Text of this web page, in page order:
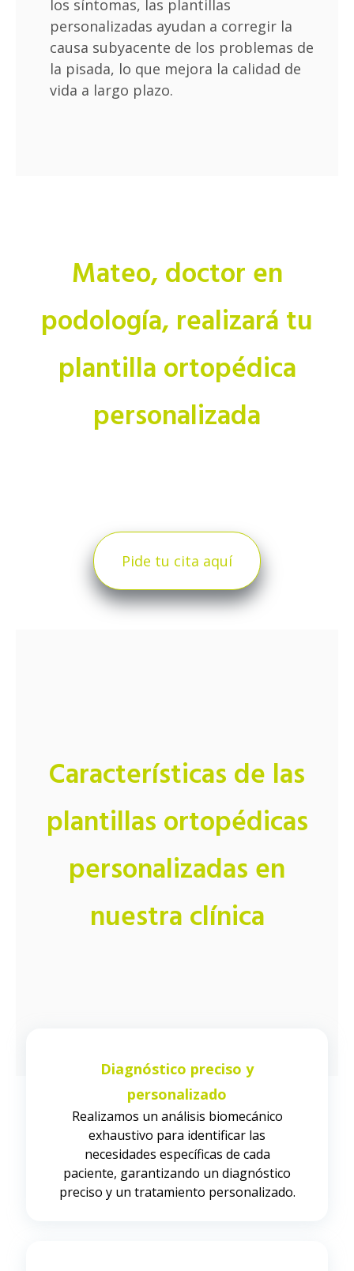
los síntomas, las plantillas
personalizadas ayudan a corregir la
causa subyacente de los problemas de
la pisada, lo que mejora la calidad de
vida a largo plazo.
Mateo, doctor en
podología, realizará tu
plantilla ortopédica
personalizada
Pide tu cita aquí
Características de las
plantillas ortopédicas
personalizadas en
nuestra clínica
Diagnóstico preciso y
personalizado
Realizamos un análisis biomecánico
exhaustivo para identificar las
necesidades específicas de cada
paciente, garantizando un diagnóstico
preciso y un tratamiento personalizado.